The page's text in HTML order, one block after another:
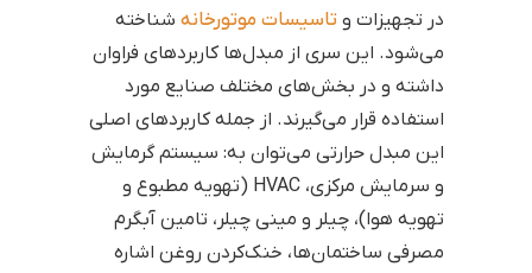
در تجهیزات و تاسیسات موتورخانه شناخته
می‌شود. این سری از مبدل‌ها کاربردهای فراوان
داشته و در بخش‌های مختلف صنایع مورد
استفاده قرار می‌گیرند. از جمله کاربردهای اصلی
این مبدل حرارتی می‌توان به: سیستم گرمایش
و سرمایش مرکزی، HVAC (تهویه مطبوع و
تهویه هوا)، چیلر و مینی چیلر، تامین آبگرم
مصرفی ساختمان‌ها، خنک‌کردن روغن اشاره